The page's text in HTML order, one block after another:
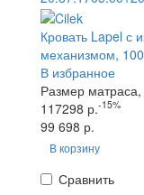
Кровать Lapel с
механизмом,
В избранное
Размер
117298 р.-15%
99 698 р.
В корзину
Сравнить